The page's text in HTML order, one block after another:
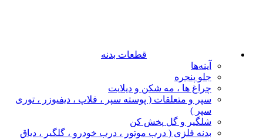
قطعات بدنه
آینه‌ها
جلو پنجره
چراغ‌ ها ، مه‌ شکن و دیلایت
سپر و متعلقات ( پوسته سپر ، فلاپ ، دیفیوزر ، توری
سپر )
شلگیر و گل‌ پخش‌ کن
بدنه فلزی ( درب موتور ، درب خودرو ، گلگیر ، دیاق